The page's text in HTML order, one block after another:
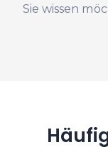
Sie wissen